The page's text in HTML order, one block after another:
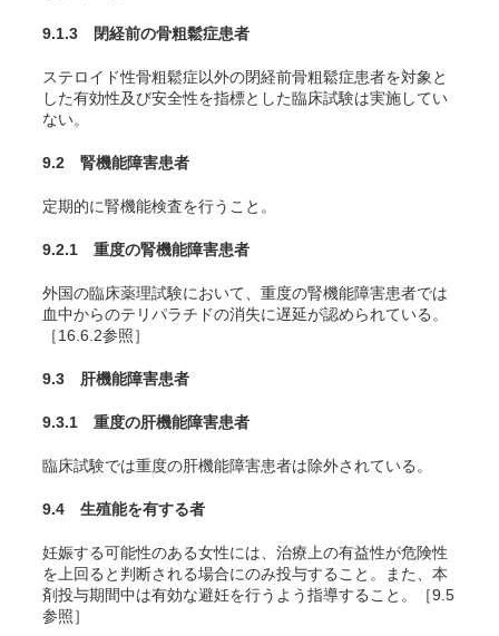
9.1.3 閉経前の骨粗鬆症患者
ステロイド性骨粗鬆症以外の閉経前骨粗鬆症患者を対象と
した有効性及び安全性を指標とした臨床試験は実施してい
ない。
9.2 腎機能障害患者
定期的に腎機能検査を行うこと。
9.2.1 重度の腎機能障害患者
外国の臨床薬理試験において、重度の腎機能障害患者では
血中からのテリパラチドの消失に遅延が認められている。
［16.6.2参照］
9.3 肝機能障害患者
9.3.1 重度の肝機能障害患者
臨床試験では重度の肝機能障害患者は除外されている。
9.4 生殖能を有する者
妊娠する可能性のある女性には、治療上の有益性が危険性
を上回ると判断される場合にのみ投与すること。また、本
剤投与期間中は有効な避妊を行うよう指導すること。［9.5
参照］